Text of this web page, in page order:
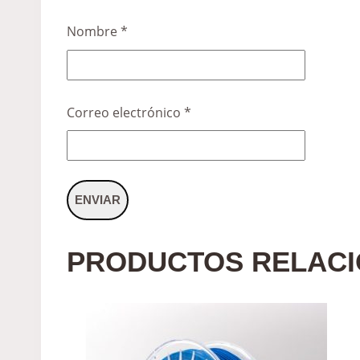
Nombre*
Correo electrónico *
PRODUCTOS